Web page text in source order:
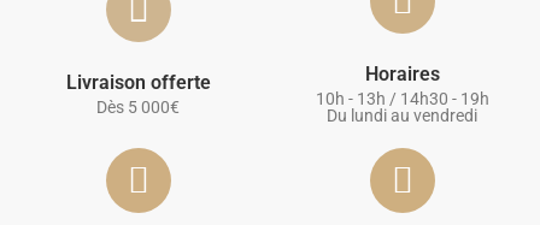
Livraison offerte
Dès 5 000€
Horaires
10h - 13h / 14h30 - 19h
Du lundi au vendredi